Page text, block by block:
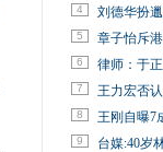
4 刘德华扮
5 章子怡斥
6 律师：于
7 王力宏否
8 王刚自曝7
9 台媒:40岁